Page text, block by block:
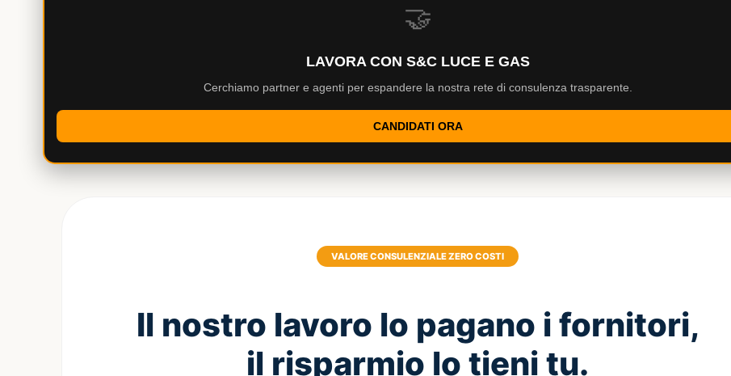
🤝
LAVORA CON S&C LUCE E GAS
Cerchiamo partner e agenti per espandere la nostra rete di consulenza trasparente.
CANDIDATI ORA
VALORE CONSULENZIALE ZERO COSTI
Il nostro lavoro lo pagano i fornitori,
il risparmio lo tieni tu.